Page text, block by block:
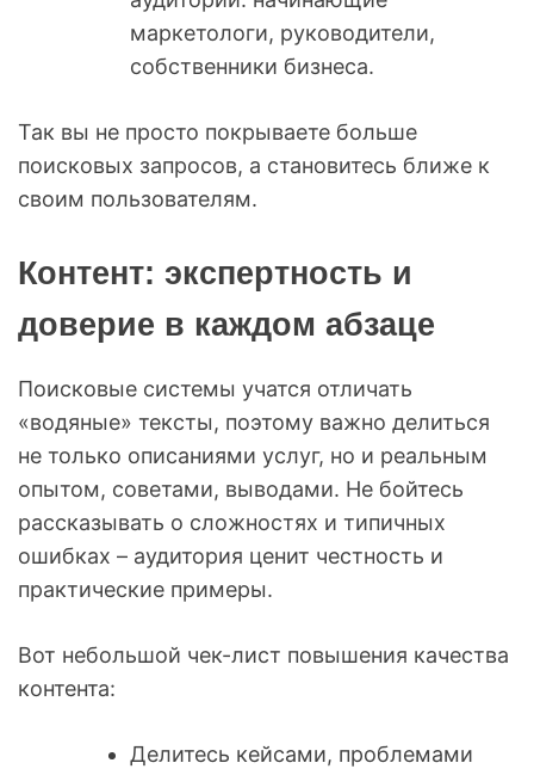
маркетологи, руководители,
собственники бизнеса.
Так вы не просто покрываете больше
поисковых запросов, а становитесь ближе к
своим пользователям.
Контент: экспертность и
доверие в каждом абзаце
Поисковые системы учатся отличать
«водяные» тексты, поэтому важно делиться
не только описаниями услуг, но и реальным
опытом, советами, выводами. Не бойтесь
рассказывать о сложностях и типичных
ошибках – аудитория ценит честность и
практические примеры.
Вот небольшой чек-лист повышения качества
контента:
Делитесь кейсами, проблемами